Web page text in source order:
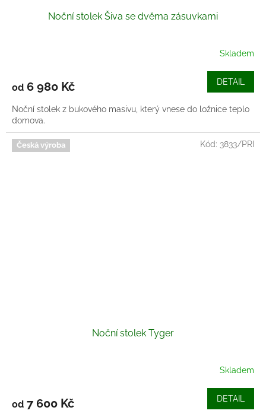
Noční stolek Šiva se dvěma zásuvkami
Skladem
od 6 980 Kč DETAIL
Noční stolek z bukového masivu, který vnese do ložnice teplo
domova.
Česká výroba
Noční stolek Tyger
Skladem
od 7 600 Kč DETAIL
Kód: 3833/PRI